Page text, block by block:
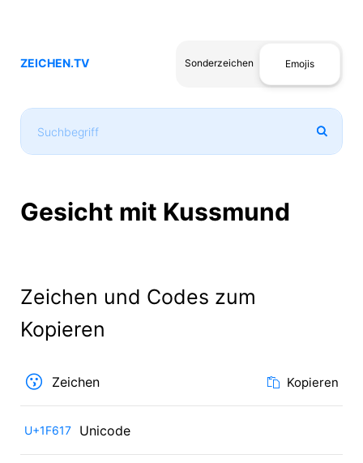
ZEICHEN.TV Sonderzeichen Emojis
Gesicht mit Kussmund
Zeichen und Codes zum
Kopieren
😗 Zeichen Kopieren
U+1F617 Unicode